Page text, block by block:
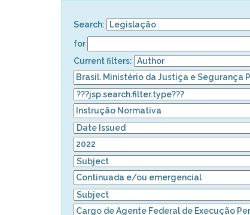
Search:
for
Current filters: